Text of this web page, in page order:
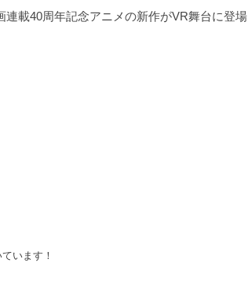
載40周年記念アニメの新作がVR舞台に登場
います！